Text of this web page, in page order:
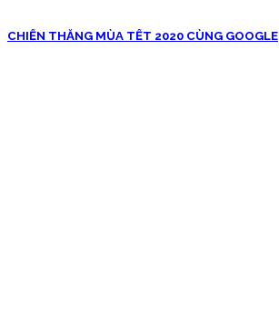
CHIẾN THẮNG MÙA TẾT 2020 CÙNG GOOGLE